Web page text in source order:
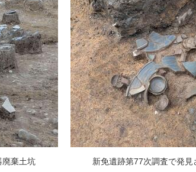
廃棄土坑 新免遺跡第77次調査で発